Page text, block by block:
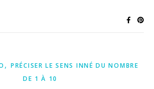
, PRÉCISER LE SENS INNÉ DU NOMBRE
DE 1 À 10